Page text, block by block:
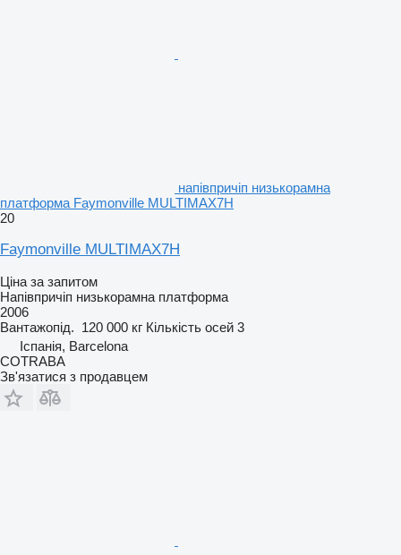
напівпричіп низькорамна
платформа Faymonville MULTIMAX7H
20
Faymonville MULTIMAX7H
Ціна за запитом
Напівпричіп низькорамна платформа
2006
Вантажопід. 120 000 кг Кількість осей 3
Іспанія, Barcelona
COTRABA
Зв'язатися з продавцем